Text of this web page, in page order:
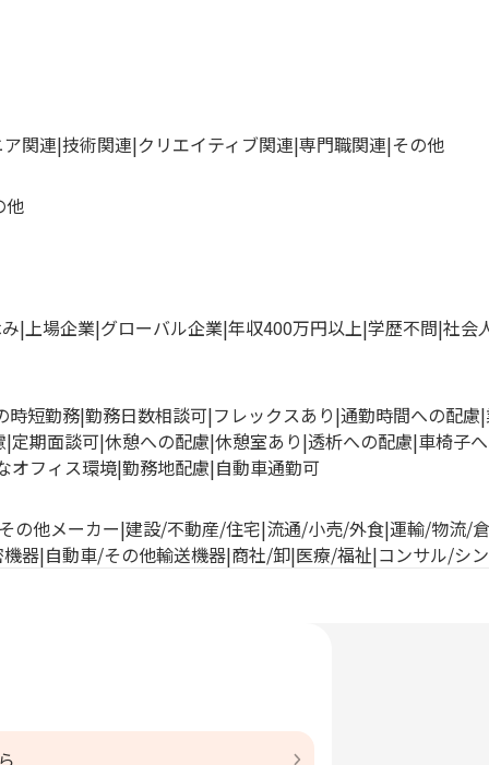
関連 技術関連 クリエイティブ関連 専門職関連 その他
他
上場企業 グローバル企業 年収400万円以上 学歴不問 社会
時短勤務 勤務日数相談可 フレックスあり 通勤時間への配慮
定期面談可 休憩への配慮 休憩室あり 透析への配慮 車椅子
オフィス環境 勤務地配慮 自動車通勤可
の他メーカー 建設/不動産/住宅 流通/小売/外食 運輸/物流/
器 自動車/その他輸送機器 商社/卸 医療/福祉 コンサル/シ